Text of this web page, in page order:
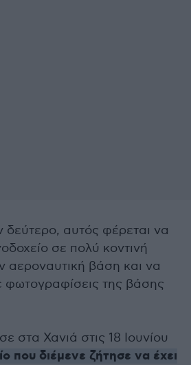
αυτός φέρεται να
σε πολύ κοντινή
αεροναυτική βάση και να
φωτογραφίσεις της βάσης
στα Χανιά στις 18 Ιουνίου
που διέμενε ζήτησε να έχει